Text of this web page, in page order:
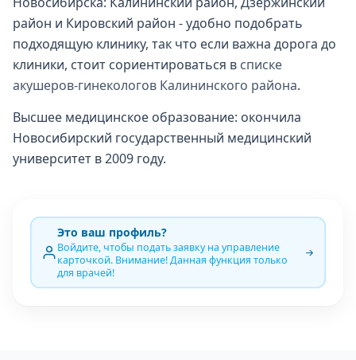
район и Кировский район - удобно подобрать
подходящую клинику, так что если важна дорога до
клиники, стоит сориентироваться в списке
акушеров-гинекологов Калининского района.
Высшее медицинское образование: окончила
Новосибирский государственный медицинский
университет в 2009 году.
Это ваш профиль?
Войдите, чтобы подать заявку на управление
карточкой. Внимание! Данная функция только
для врачей!